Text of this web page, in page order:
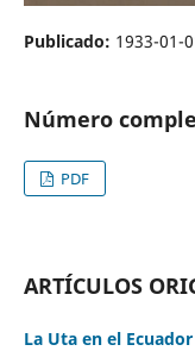
Publicado: 1933-01-
Número
PDF
ARTÍCULOS
La Uta en el Ecuador